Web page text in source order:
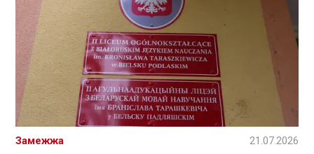
Замежжа 21.07.2026